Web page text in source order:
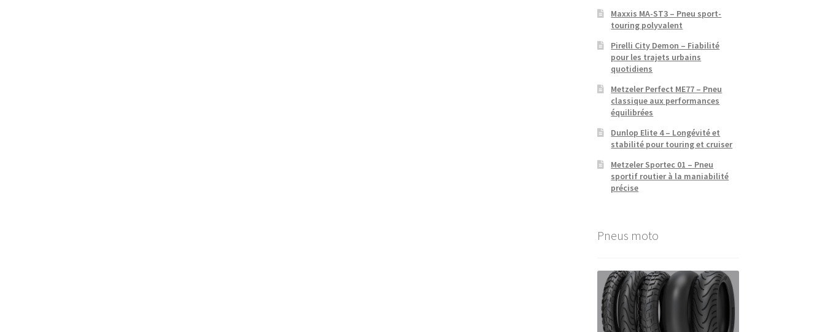
Maxxis MA-ST3 – Pneu sport-
touring polyvalent
Pirelli City Demon – Fiabilité
pour les trajets urbains
quotidiens
Metzeler Perfect ME77 – Pneu
classique aux performances
équilibrées
Dunlop Elite 4 – Longévité et
stabilité pour touring et cruiser
Metzeler Sportec 01 – Pneu
sportif routier à la maniabilité
précise
Pneus moto